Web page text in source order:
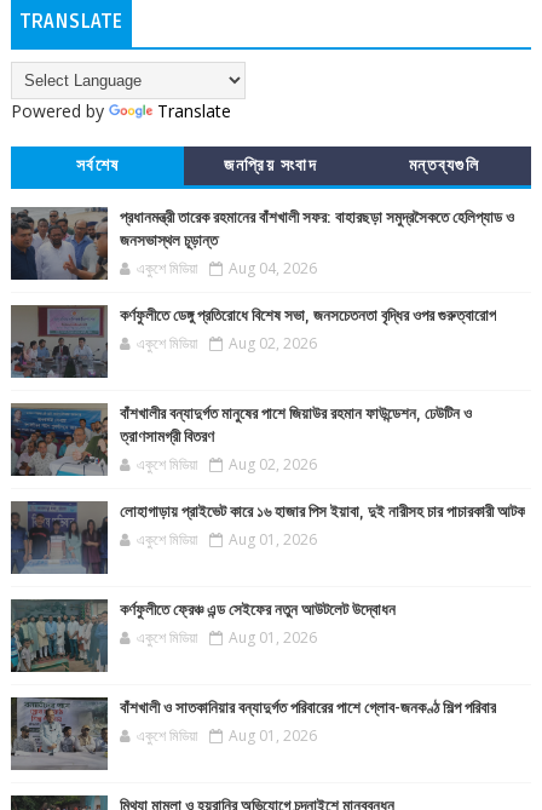
TRANSLATE
Powered by Translate
সর্বশেষ জনপ্রিয় সংবাদ মন্তব্যগুলি
প্রধানমন্ত্রী তারেক রহমানের বাঁশখালী সফর: বাহারছড়া সমুদ্রসৈকতে হেলিপ্যাড ও
জনসভাস্থল চূড়ান্ত
একুশে মিডিয়া Aug 04, 2026
কর্ণফুলীতে ডেঙ্গু প্রতিরোধে বিশেষ সভা, জনসচেতনতা বৃদ্ধির ওপর গুরুত্বারোপ
একুশে মিডিয়া Aug 02, 2026
বাঁশখালীর বন্যাদুর্গত মানুষের পাশে জিয়াউর রহমান ফাউন্ডেশন, ঢেউটিন ও
ত্রাণসামগ্রী বিতরণ
একুশে মিডিয়া Aug 02, 2026
লোহাগাড়ায় প্রাইভেট কারে ১৬ হাজার পিস ইয়াবা, দুই নারীসহ চার পাচারকারী আটক
একুশে মিডিয়া Aug 01, 2026
কর্ণফুলীতে ফ্রেঞ্চ এন্ড সেইফের নতুন আউটলেট উদ্বোধন
একুশে মিডিয়া Aug 01, 2026
বাঁশখালী ও সাতকানিয়ার বন্যাদুর্গত পরিবারের পাশে গ্লোব-জনকণ্ঠ শিল্প পরিবার
একুশে মিডিয়া Aug 01, 2026
মিথ্যা মামলা ও হয়রানির অভিযোগে চন্দনাইশে মানববন্ধন